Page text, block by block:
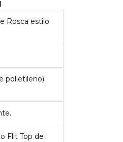
Rosca estilo
polietileno).
Flit Top de